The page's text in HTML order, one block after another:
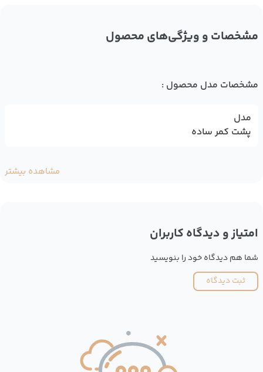
مشخصات و ویژگی‌های محصول
مشخصات مدل محصول :
مدل
پشت کمر ساده
مشاهده بیشتر
امتیاز و دیدگاه کاربران
شما هم دیدگاه خود را بنویسید
ثبت دیدگاه